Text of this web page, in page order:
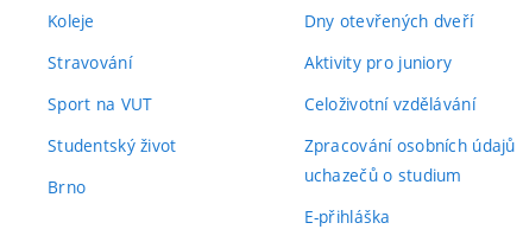
Koleje
Stravování
Sport na VUT
Studentský život
Brno
Dny otevřených dveří
Aktivity pro juniory
Celoživotní vzdělávání
Zpracování osobních údajů
uchazečů o studium
E-přihláška